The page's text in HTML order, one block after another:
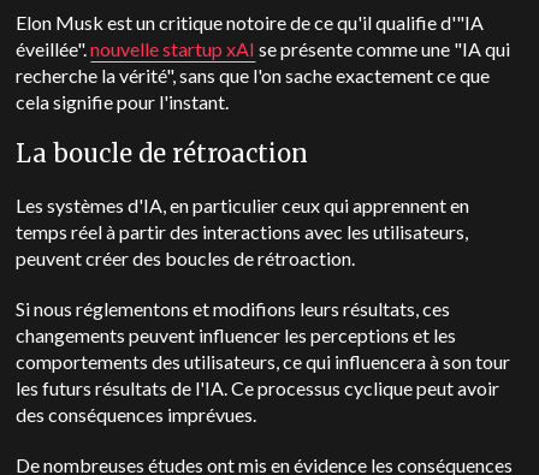
Elon Musk est un critique notoire de ce qu'il qualifie d'"IA
éveillée".nouvelle startup xAI se présente comme une "IA qui
recherche la vérité", sans que l'on sache exactement ce que
cela signifie pour l'instant.
La boucle de rétroaction
Les systèmes d'IA, en particulier ceux qui apprennent en
temps réel à partir des interactions avec les utilisateurs,
peuvent créer des boucles de rétroaction.
Si nous réglementons et modifions leurs résultats, ces
changements peuvent influencer les perceptions et les
comportements des utilisateurs, ce qui influencera à son tour
les futurs résultats de l'IA. Ce processus cyclique peut avoir
des conséquences imprévues.
De nombreuses études ont mis en évidence les conséquences